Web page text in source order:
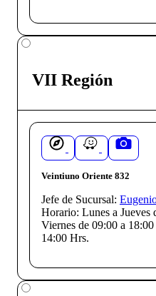
VII Región
Veintiuno Oriente 832
Jefe de Sucursal:
Horario: Lunes a Jueves
Viernes de 09:00 a
14:00 Hrs.